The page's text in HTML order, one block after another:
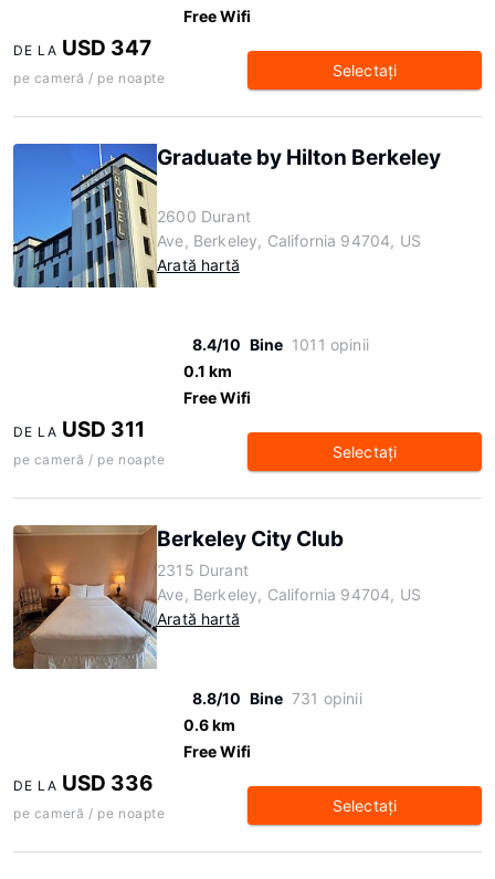
Free Wifi
DE LA USD 347
pe cameră / pe noapte Selectaţi
Graduate by Hilton Berkeley
2600 Durant
Ave, Berkeley, California 94704, US
Arată hartă
8.4/10 Bine 1011 opinii
0.1 km
Free Wifi
DE LA USD 311
pe cameră / pe noapte Selectaţi
Berkeley City Club
2315 Durant
Ave, Berkeley, California 94704, US
Arată hartă
8.8/10 Bine 731 opinii
0.6 km
Free Wifi
DE LA USD 336
pe cameră / pe noapte Selectaţi